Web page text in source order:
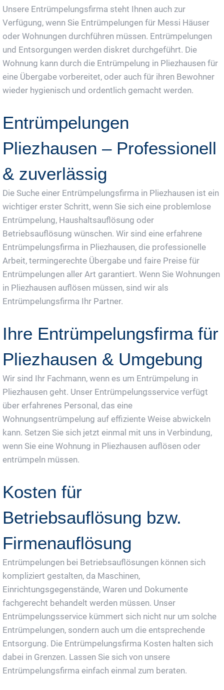
Unsere Entrümpelungsfirma steht Ihnen auch zur
Verfügung, wenn Sie Entrümpelungen für Messi Häuser
oder Wohnungen durchführen müssen. Entrümpelungen
und Entsorgungen werden diskret durchgeführt. Die
Wohnung kann durch die Entrümpelung in Pliezhausen für
eine Übergabe vorbereitet, oder auch für ihren Bewohner
wieder hygienisch und ordentlich gemacht werden.
Entrümpelungen
Pliezhausen – Professionell
& zuverlässig
Die Suche einer Entrümpelungsfirma in Pliezhausen ist ein
wichtiger erster Schritt, wenn Sie sich eine problemlose
Entrümpelung, Haushaltsauflösung oder
Betriebsauflösung wünschen. Wir sind eine erfahrene
Entrümpelungsfirma in Pliezhausen, die professionelle
Arbeit, termingerechte Übergabe und faire Preise für
Entrümpelungen aller Art garantiert. Wenn Sie Wohnungen
in Pliezhausen auflösen müssen, sind wir als
Entrümpelungsfirma Ihr Partner.
Ihre Entrümpelungsfirma für
Pliezhausen & Umgebung
Wir sind Ihr Fachmann, wenn es um Entrümpelung in
Pliezhausen geht. Unser Entrümpelungsservice verfügt
über erfahrenes Personal, das eine
Wohnungsentrümpelung auf effiziente Weise abwickeln
kann. Setzen Sie sich jetzt einmal mit uns in Verbindung,
wenn Sie eine Wohnung in Pliezhausen auflösen oder
entrümpeln müssen.
Kosten für
Betriebsauflösung bzw.
Firmenauflösung
Entrümpelungen bei Betriebsauflösungen können sich
kompliziert gestalten, da Maschinen,
Einrichtungsgegenstände, Waren und Dokumente
fachgerecht behandelt werden müssen. Unser
Entrümpelungsservice kümmert sich nicht nur um solche
Entrümpelungen, sondern auch um die entsprechende
Entsorgung. Die Entrümpelungsfirma Kosten halten sich
dabei in Grenzen. Lassen Sie sich von unsere
Entrümpelungsfirma einfach einmal zum beraten.